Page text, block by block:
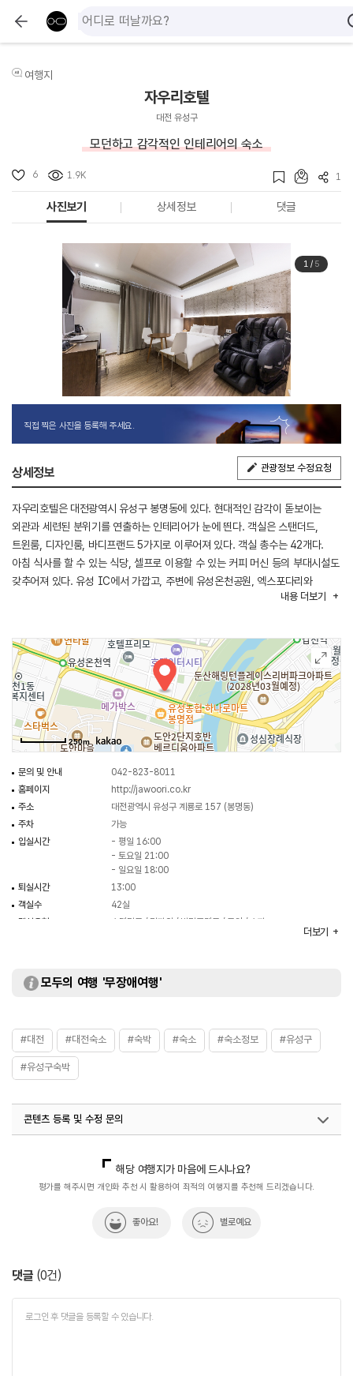
여행지
자우리호텔
대전 유성구
모던하고 감각적인 인테리어의 숙소
6 1.9K 1
사진보기 상세정보 댓글
1/ 5
직접 찍은 사진을 등록해 주세요.
상세정보 관광정보 수정요청
자우리호텔은 대전광역시 유성구 봉명동에 있다. 현대적인 감각이 돋보이는
외관과 세련된 분위기를 연출하는 인테리어가 눈에 띈다. 객실은 스탠더드,
트윈룸, 디자인룸, 바디프랜드 5가지로 이루어져 있다. 객실 총수는 42개다.
아침 식사를 할 수 있는 식당, 셀프로 이용할 수 있는 커피 머신 등의 부대시설도
갖추어져 있다. 유성 IC에서 가깝고, 주변에 유성온천공원, 엑스포다리와
내용 더보기
250m
문의 및 안내
042-823-8011
홈페이지
http://jawoori.co.kr
주소
대전광역시 유성구 계룡로 157 (봉명동)
주차
가능
입실시간
- 평일 16:00
- 토요일 21:00
- 일요일 18:00
퇴실시간
13:00
객실수
42실
객실유형
스탠다드 / 디자인 / 바디프렌드 / 트윈 / 스파
더보기
모두의 여행 '무장애여행'
#대전 #대전숙소 #숙박 #숙소 #숙소정보 #유성구
#유성구숙박
콘텐츠 등록 및 수정 문의
해당 여행지가 마음에 드시나요?
평가를 해주시면 개인화 추천 시 활용하여 최적의 여행지를 추천해 드리겠습니다.
좋아요! 별로예요
댓글 (0건)